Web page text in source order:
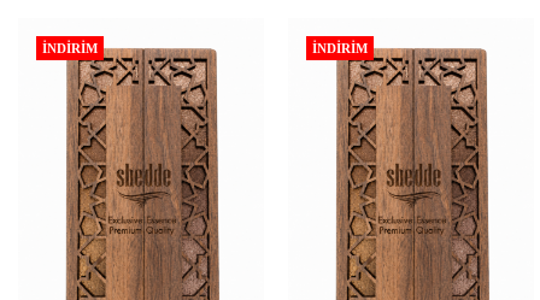
İNDIRIM İNDIRIM